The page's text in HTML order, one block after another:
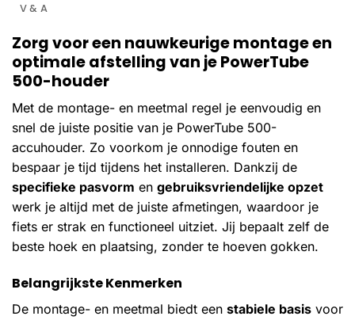
V & A
Zorg voor een nauwkeurige montage en
optimale afstelling van je PowerTube
500-houder
Met de montage- en meetmal regel je eenvoudig en
snel de juiste positie van je PowerTube 500-
accuhouder. Zo voorkom je onnodige fouten en
bespaar je tijd tijdens het installeren. Dankzij de
specifieke pasvorm en gebruiksvriendelijke opzet
werk je altijd met de juiste afmetingen, waardoor je
fiets er strak en functioneel uitziet. Jij bepaalt zelf de
beste hoek en plaatsing, zonder te hoeven gokken.
Belangrijkste Kenmerken
De montage- en meetmal biedt een stabiele basis voor